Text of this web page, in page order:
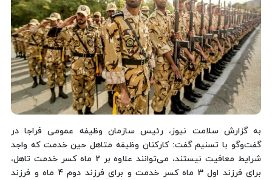
به گزارش سلامت نیوز، رئیس سازمان وظیفه عمومی فراجا در
گفت‌وگو با تسنیم گفت: کارکنان وظیفه متاهل حین خدمت که واجد
شرایط معافیت نیستند، می‌توانند علاوه بر 2 ماه کسر خدمت تاهل،
برای فرزند اول 3 ماه کسر خدمت و برای فرزند دوم 4 ماه و فرزند